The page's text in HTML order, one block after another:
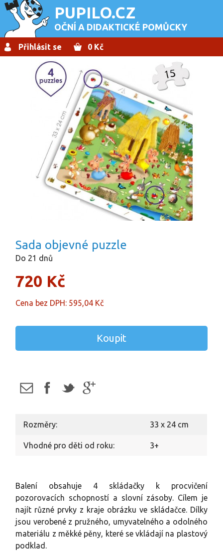
PUPILO.CZ
OČNÍ A DIDAKTICKÉ POMŮCKY
Přihlásit se 0 Kč
Sada objevné puzzle
Do 21 dnů
720 Kč
Cena bez DPH: 595,04 Kč
Koupit
Rozměry: 33 x 24 cm
Vhodné pro děti od roku: 3+
Balení obsahuje 4 skládačky k procvičení
pozorovacích schopností a slovní zásoby. Cílem je
najít různé prvky z kraje obrázku ve skládačce. Dílky
jsou verobené z pružného, umyvatelného a odolného
materiálu z měkké pěny, které se vkládají na plastový
podklad.